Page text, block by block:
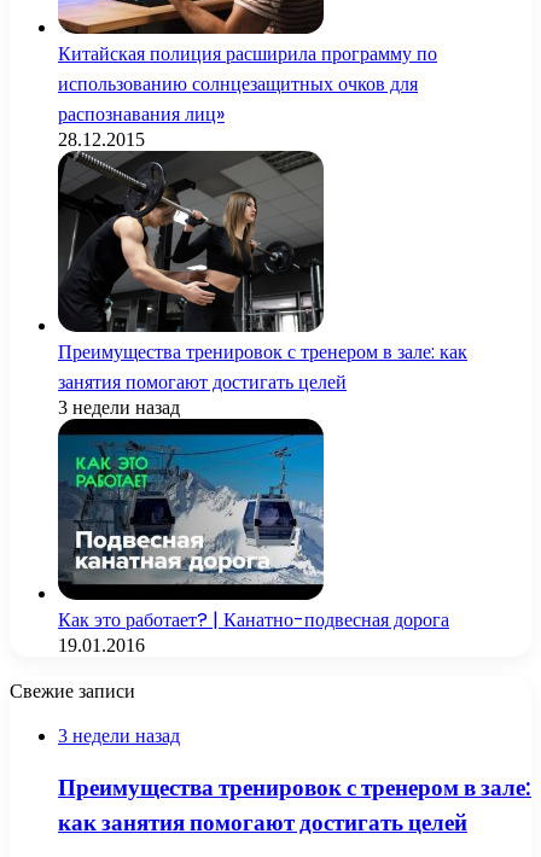
Китайская полиция расширила программу по
использованию солнцезащитных очков для
распознавания лиц»
28.12.2015
Преимущества тренировок с тренером в зале: как
занятия помогают достигать целей
3 недели назад
Как это работает? | Канатно-подвесная дорога
19.01.2016
Свежие записи
3 недели назад
Преимущества тренировок с тренером в зале:
как занятия помогают достигать целей